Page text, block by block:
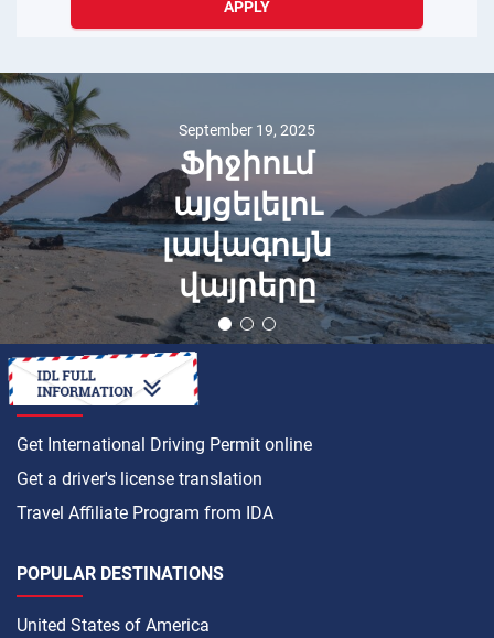
APPLY
September 19, 2025
Ֆիջիում
այցելելու
լավագույն
վայրերը
HOW TO
Get International Driving Permit online
Get a driver's license translation
Travel Affiliate Program from IDA
POPULAR DESTINATIONS
United States of America